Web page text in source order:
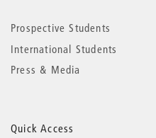
Prospective Students
International Students
Press & Media
Quick Access